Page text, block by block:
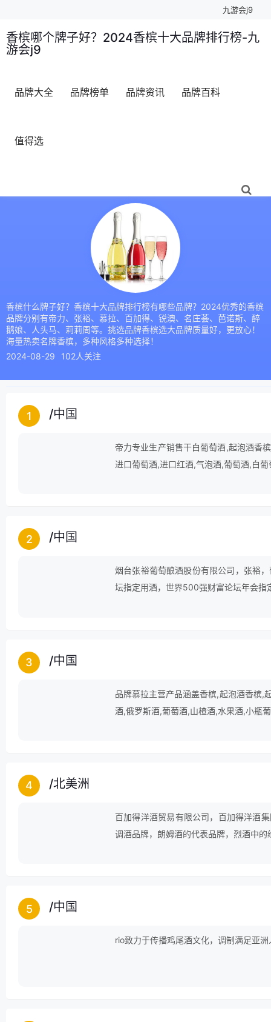
九游会j9
香槟哪个牌子好？2024香槟十大品牌排行榜-九
游会j9
品牌大全 品牌榜单 品牌资讯 品牌百科
值得选
香槟什么牌子好？香槟十大品牌排行榜有哪些品牌？2024优秀的香槟
品牌分别有帝力、张裕、慕拉、百加得、锐澳、名庄荟、芭诺斯、醉
鹅娘、人头马、莉莉周等。挑选品牌香槟选大品牌质量好，更放心！
海量热卖名牌香槟，多种风格多种选择！
2024-08-29
102人关注
1 /中国
帝力专业生产销售干白葡萄酒,起泡酒香
进口葡萄酒,进口红酒,气泡酒,葡萄酒,白
2 /中国
烟台张裕葡萄酿酒股份有限公司，张裕
坛指定用酒，世界500强财富论坛年会指
3 /中国
品牌慕拉主营产品涵盖香槟,起泡酒香槟,
酒,俄罗斯酒,葡萄酒,山楂酒,水果酒,小瓶
4 /北美洲
百加得洋酒贸易有限公司，百加得洋酒
调酒品牌，朗姆酒的代表品牌，烈酒中
5 /中国
rio致力于传播鸡尾酒文化，调制满足亚